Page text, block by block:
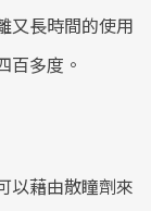
又長時間的使用
百多度。
以藉由散瞳劑來